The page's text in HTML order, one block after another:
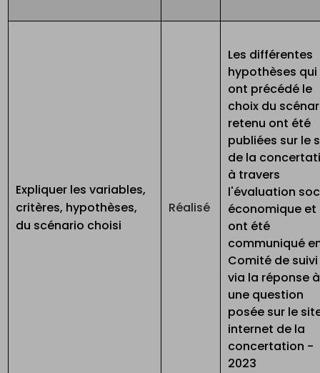
Expliquer les variables,
critères, hypothèses,
du scénario choisi
Réalisé
Les différentes
hypothèses qui
ont précédé le
choix du
retenu ont été
publiées sur le
de la
à travers
l'évaluation
économique et
ont été
communiqué
Comité de
via la réponse à
une question
posée sur le
internet de la
concertation -
2023